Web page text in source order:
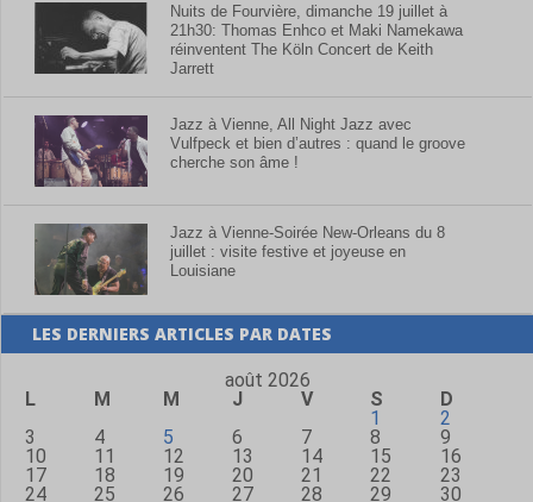
Nuits de Fourvière, dimanche 19 juillet à
21h30: Thomas Enhco et Maki Namekawa
réinventent The Köln Concert de Keith
Jarrett
Jazz à Vienne, All Night Jazz avec
Vulfpeck et bien d’autres : quand le groove
cherche son âme !
Jazz à Vienne-Soirée New-Orleans du 8
juillet : visite festive et joyeuse en
Louisiane
LES DERNIERS ARTICLES PAR DATES
août 2026
L
M M J V S
D
1
2
3
4 5 6 7 8
9
10
11 12 13 14 15
16
17
18 19 20 21 22
23
24
25 26 27 28 29
30